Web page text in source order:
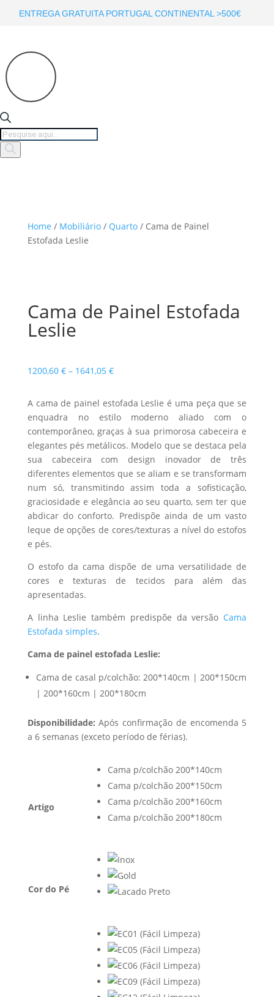
ENTREGA GRATUITA PORTUGAL CONTINENTAL >500€
Products
search
Home / Mobiliário/ Quarto/ Cama de Painel
Estofada Leslie
Cama de Painel Estofada
Leslie
1200,60 € – 1641,05 €Price
1200,60 €
through
1641,05 €
A cama de painel estofada Leslie é uma peça que se
enquadra no estilo moderno aliado com o
contemporâneo, graças à sua primorosa cabeceira e
elegantes pés metálicos. Modelo que se destaca pela
sua cabeceira com design inovador de três
diferentes elementos que se aliam e se transformam
num só, transmitindo assim toda a sofisticação,
graciosidade e elegância ao seu quarto, sem ter que
abdicar do conforto. Predispõe ainda de um vasto
leque de opções de cores/texturas a nível do estofos
e pés.
O estofo da cama dispõe de uma versatilidade de
cores e texturas de tecidos para além das
apresentadas.
A linha Leslie também predispõe da versão Cama
Estofada simples.
Cama de painel estofada Leslie:
Cama de casal p/colchão: 200*140cm | 200*150cm
| 200*160cm | 200*180cm
Disponibilidade: Após confirmação de encomenda 5
a 6 semanas (exceto período de férias).
Artigo
Cama p/colchão 200*140cm
Cama p/colchão 200*150cm
Cama p/colchão 200*160cm
Cama p/colchão 200*180cm
Cor do Pé